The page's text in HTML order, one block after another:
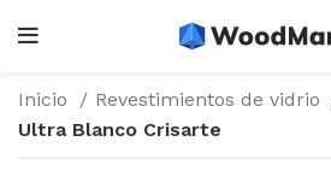
Inicio
Revestimientos de vidrio
Ultra Blanco Crisarte